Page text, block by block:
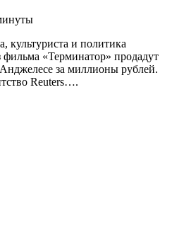
культуриста и политика
«Терминатор» продадут
за миллионы рублей.
Reuters….